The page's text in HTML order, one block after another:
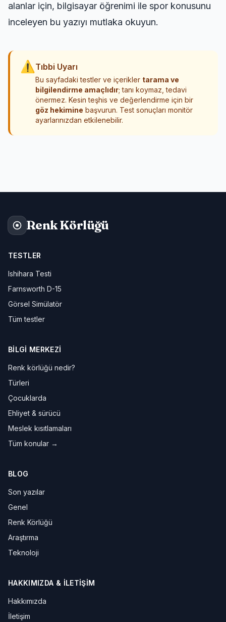
alanlar için, bilgisayar öğrenimi ile spor konusunu
inceleyen bu yazıyı mutlaka okuyun.
⚠ Tıbbi Uyarı
Bu sayfadaki testler ve içerikler tarama ve
bilgilendirme amaçlıdır; tanı koymaz, tedavi
önermez. Kesin teşhis ve değerlendirme için bir
göz hekimine başvurun. Test sonuçları monitör
ayarlarınızdan etkilenebilir.
Renk Körlüğü
TESTLER
Ishihara Testi
Farnsworth D-15
Görsel Simülatör
Tüm testler
BILGI MERKEZI
Renk körlüğü nedir?
Türleri
Çocuklarda
Ehliyet & sürücü
Meslek kısıtlamaları
Tüm konular →
BLOG
Son yazılar
Genel
Renk Körlüğü
Araştırma
Teknoloji
HAKKIMIZDA & İLETIŞIM
Hakkımızda
İletişim